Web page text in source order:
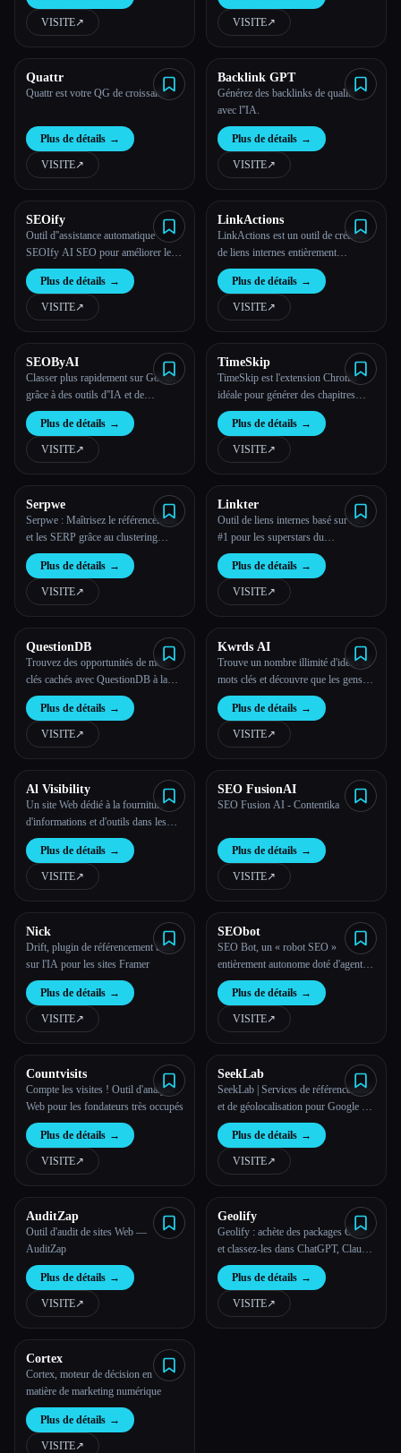
Toutes les catégories
À propos
VISITE↗︎ VISITE↗︎
Quattr
Quattr est votre QG de croissance
Plus de détails →
VISITE↗︎
Backlink GPT
Générez des backlinks de qualité
avec l''IA.
Plus de détails →
VISITE↗︎
SEOify
Outil d''assistance automatique
SEOIfy AI SEO pour améliorer le
classement sur Google
Plus de détails →
VISITE↗︎
LinkActions
LinkActions est un outil de création
de liens internes entièrement
automatisé pour ton site web.
Plus de détails →
VISITE↗︎
SEOByAI
Classer plus rapidement sur Google
grâce à des outils d''IA et de
référencement gratuits
Plus de détails →
VISITE↗︎
TimeSkip
TimeSkip est l'extension Chrome
idéale pour générer des chapitres
optimisés pour le référencement.
Plus de détails →
VISITE↗︎
Serpwe
Serpwe : Maîtrisez le référencement
et les SERP grâce au clustering
thématique
Plus de détails →
VISITE↗︎
Linkter
Outil de liens internes basé sur l'IA
#1 pour les superstars du
référencement
Plus de détails →
VISITE↗︎
QuestionDB
Trouvez des opportunités de mots
clés cachés avec QuestionDB à la
moitié du prix du principal outil de
référencement.
Plus de détails →
VISITE↗︎
Kwrds AI
Trouve un nombre illimité d'idées de
mots clés et découvre que les gens
posent aussi des questions avec
kwrds.ai
Plus de détails →
VISITE↗︎
Al Visibility
Un site Web dédié à la fourniture
d'informations et d'outils dans les
domaines du référencement, du
marketing de contenu, de l'analyse de
sites Web, etc.
Plus de détails →
VISITE↗︎
SEO FusionAI
SEO Fusion AI - Contentika
Plus de détails →
VISITE↗︎
Nick
Drift, plugin de référencement basé
sur l'IA pour les sites Framer
Plus de détails →
VISITE↗︎
SEObot
SEO Bot, un « robot SEO »
entièrement autonome doté d'agents
SEO AI pour Busy Founders
Plus de détails →
VISITE↗︎
Countvisits
Compte les visites ! Outil d'analyse
Web pour les fondateurs très occupés
Plus de détails →
VISITE↗︎
SeekLab
SeekLab | Services de référencement
et de géolocalisation pour Google et
AI Search
Plus de détails →
VISITE↗︎
AuditZap
Outil d'audit de sites Web —
AuditZap
Plus de détails →
VISITE↗︎
Geolify
Geolify : achète des packages GEO
et classez-les dans ChatGPT, Claude
et plus encore
Plus de détails →
VISITE↗︎
Cortex
Cortex, moteur de décision en
matière de marketing numérique
Plus de détails →
VISITE↗︎